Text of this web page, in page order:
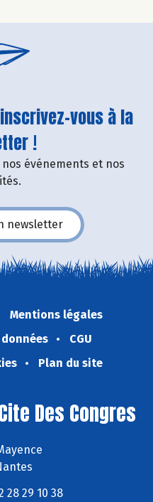
vous à la
!
événements et nos
newsletter
Mentions légales
CGU
Plan du site
Des Congres
28 29 10 38